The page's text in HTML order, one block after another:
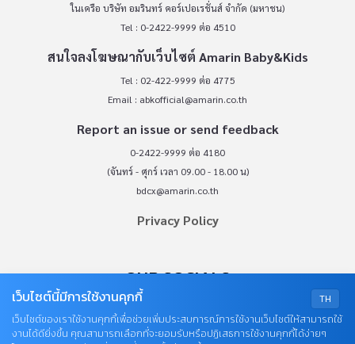
ในเครือ บริษัท อมรินทร์ คอร์เปอเรชั่นส์ จำกัด (มหาชน)
Tel : 0-2422-9999 ต่อ 4510
สนใจลงโฆษณากับเว็บไซต์ Amarin Baby&Kids
Tel : 02-422-9999 ต่อ 4775
Email : abkofficial@amarin.co.th
Report an issue or send feedback
0-2422-9999 ต่อ 4180
(จันทร์ - ศุกร์ เวลา 09.00 - 18.00 น)
bdcx@amarin.co.th
Privacy Policy
OUR SOCIALS
TH
เว็บไซต์นี้มีการใช้งานคุกกี้
เว็บไซต์ของเราใช้งานคุกกี้เพื่อช่วยเพิ่มประสบการณ์การใช้งานเว็บไซต์ให้สามารถใช้
งานได้ดียิ่งขึ้น คุณสามารถเลือกที่จะยอมรับหรือปฏิเสธการใช้งานคุกกี้ได้ง่ายๆ